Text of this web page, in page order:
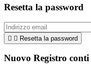
Resetta la password
  Resetta la password
Nuovo Registro conti